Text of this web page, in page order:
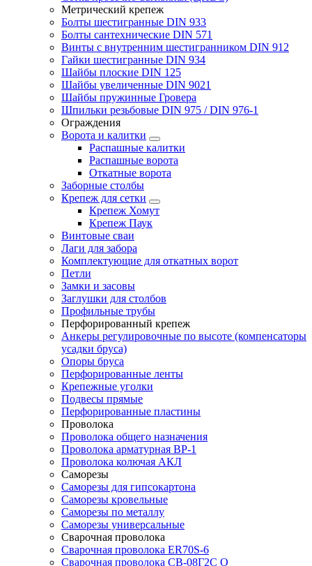
Метрический крепеж
Болты шестигранные DIN 933
Болты сантехнические DIN 571
Винты с внутренним шестигранником DIN 912
Гайки шестигранные DIN 934
Шайбы плоские DIN 125
Шайбы увеличенные DIN 9021
Шайбы пружинные Гровера
Шпильки резьбовые DIN 975 / DIN 976-1
Ограждения
Ворота и калитки
Распашные калитки
Распашные ворота
Откатные ворота
Заборные столбы
Крепеж для сетки
Крепеж Хомут
Крепеж Паук
Винтовые сваи
Лаги для забора
Комплектующие для откатных ворот
Петли
Замки и засовы
Заглушки для столбов
Профильные трубы
Перфорированный крепеж
Анкеры регулировочные по высоте (компенсаторы
усадки бруса)
Опоры бруса
Перфорированные ленты
Крепежные уголки
Подвесы прямые
Перфорированные пластины
Проволока
Проволока общего назначения
Проволока арматурная ВР-1
Проволока колючая АКЛ
Саморезы
Саморезы для гипсокартона
Саморезы кровельные
Саморезы по металлу
Саморезы универсальные
Сварочная проволока
Сварочная проволока ER70S-6
Сварочная проволока СВ-08Г2С О